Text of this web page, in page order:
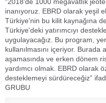
inanıyoruz. EBRD olarak yeşil
Türkiye'nin bu kilit kaynağına
Türkiye'deki yatırımcıyı
uygulayacağız. Bu program,
kullanılmasını içeriyor.
aşamasında ve erken dönem
yardımcı olmak. EBRD olarak
desteklemeyi sürdüreceğiz”
GRUBU